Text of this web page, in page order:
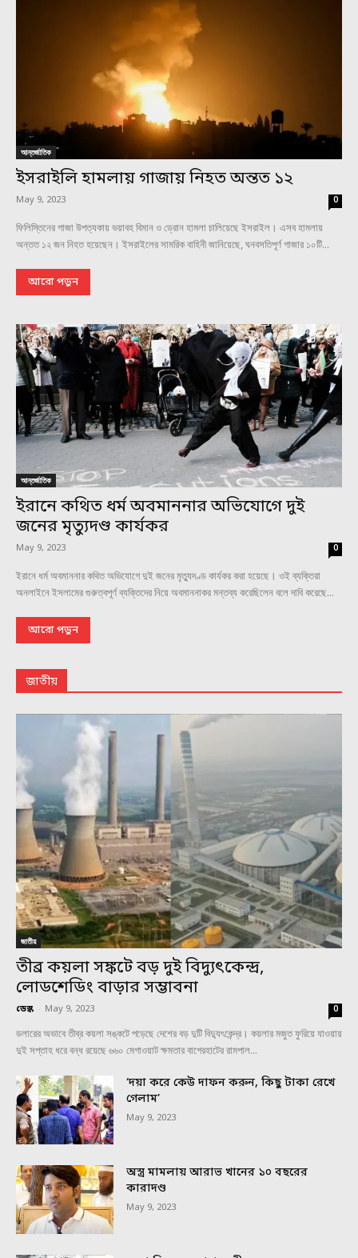
আন্তর্জাতিক
ইসরাইলি হামলায় গাজায় নিহত অন্তত ১২
May 9, 2023 0
ফিলিস্তিনের গাজা উপত্যকায় ভয়াবহ বিমান ও ড্রোন হামলা চালিয়েছে ইসরাইল। এসব হামলায়
অন্তত ১২ জন নিহত হয়েছেন। ইসরাইলের সামরিক বাহিনী জানিয়েছে, ঘনবসতিপূর্ণ গাজার ১০টি...
আরো পড়ুন
আন্তর্জাতিক
ইরানে কথিত ধর্ম অবমাননার অভিযোগে দুই
জনের মৃত্যুদণ্ড কার্যকর
May 9, 2023 0
ইরানে ধর্ম অবমাননার কথিত অভিযোগে দুই জনের মৃত্যুদণ্ড কার্যকর করা হয়েছে। ওই ব্যক্তিরা
অনলাইনে ইসলামের গুরুত্বপূর্ণ ব্যক্তিদের নিয়ে অবমাননাকর মন্তব্য করেছিলেন বলে দাবি করেছে...
আরো পড়ুন
জাতীয়
জাতীয়
তীব্র কয়লা সঙ্কটে বড় দুই বিদ্যুৎকেন্দ্র,
লোডশেডিং বাড়ার সম্ভাবনা
ডেস্ক - May 9, 2023 0
ডলারের অভাবে তীব্র কয়লা সঙ্কটে পড়েছে দেশের বড় দুটি বিদ্যুৎকেন্দ্র। কয়লার মজুত ফুরিয়ে যাওয়ায়
দুই সপ্তাহ ধরে বন্ধ রয়েছে ৬৬০ মেগাওয়াট ক্ষমতার বাগেরহাটের রামপাল...
‘দয়া করে কেউ দাফন করুন, কিছু টাকা রেখে
গেলাম’
May 9, 2023
অস্ত্র মামলায় আরাভ খানের ১০ বছরের
কারাদণ্ড
May 9, 2023